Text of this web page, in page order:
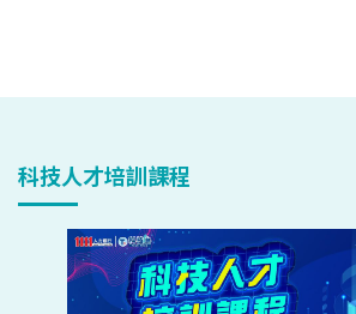
科技人才培訓課程